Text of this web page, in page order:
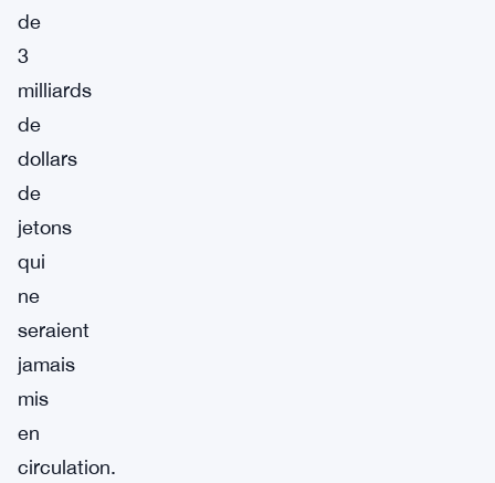
de
3
milliards
de
dollars
de
jetons
qui
ne
seraient
jamais
mis
en
circulation.